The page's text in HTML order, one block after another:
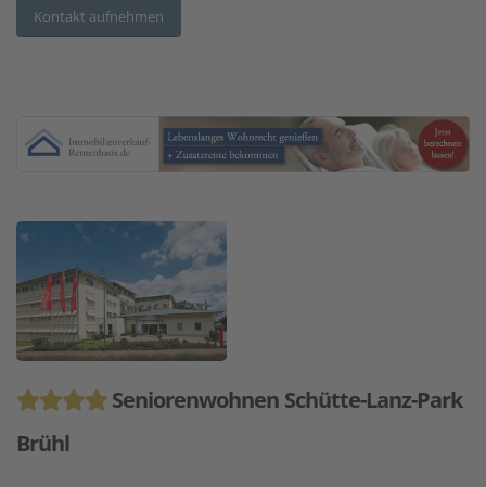
Kontakt aufnehmen
Seniorenwohnen Schütte-Lanz-Park
Brühl